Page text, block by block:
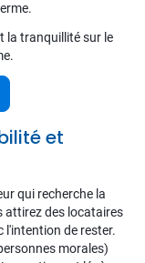
la tranquillité sur le
et
qui recherche la
attirez des locataires
l'intention de rester.
morales)